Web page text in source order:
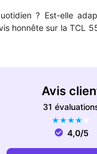
? Est-elle
honnête sur la TCL
Avis
31
★★★★
4,0/5